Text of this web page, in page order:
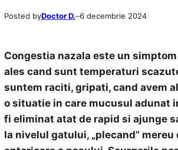
Posted byDoctor D.–6 decembrie 2024
Congestia nazala este un
ales cand sunt temperaturi
suntem raciti, gripati, cand avem
o situatie in care mucusul adunat
fi eliminat atat de rapid si ajunge
la nivelul gatului, „plecand” mereu